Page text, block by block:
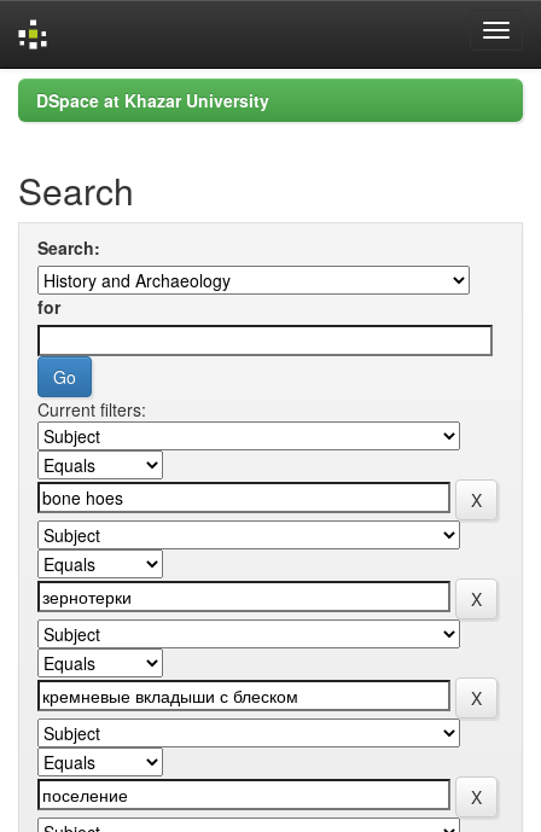
Skip
navigation
DSpace at Khazar University
Search
Search:
for
Current filters: